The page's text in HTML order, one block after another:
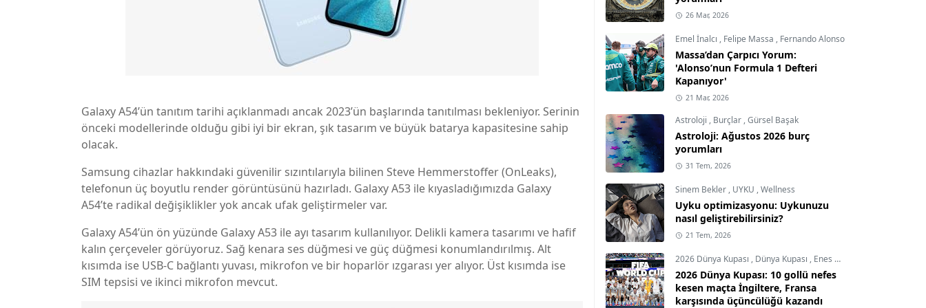
Galaxy A54’ün tanıtım tarihi açıklanmadı ancak 2023’ün başlarında tanıtılması bekleniyor. Serinin
önceki modellerinde olduğu gibi iyi bir ekran, şık tasarım ve büyük batarya kapasitesine sahip
olacak.
Samsung cihazlar hakkındaki güvenilir sızıntılarıyla bilinen Steve Hemmerstoffer (OnLeaks),
telefonun üç boyutlu render görüntüsünü hazırladı. Galaxy A53 ile kıyasladığımızda Galaxy
A54’te radikal değişiklikler yok ancak ufak geliştirmeler var.
Galaxy A54’ün ön yüzünde Galaxy A53 ile ayı tasarım kullanılıyor. Delikli kamera tasarımı ve hafif
kalın çerçeveler görüyoruz. Sağ kenara ses düğmesi ve güç düğmesi konumlandırılmış. Alt
kısımda ise USB-C bağlantı yuvası, mikrofon ve bir hoparlör ızgarası yer alıyor. Üst kısımda ise
SIM tepsisi ve ikinci mikrofon mevcut.
26 Mar, 2026
Emel İnalcı , Felipe Massa , Fernando Alonso
Massa’dan Çarpıcı Yorum:
'Alonso’nun Formula 1 Defteri
Kapanıyor'
21 Mar, 2026
Astroloji , Burçlar ,Gürsel Başak
Astroloji: Ağustos 2026 burç
yorumları
31 Tem, 2026
Sinem Bekler , UYKU ,Wellness
Uyku optimizasyonu: Uykunuzu
nasıl geliştirebilirsiniz?
21 Tem, 2026
2026 Dünya Kupası , Dünya Kupası , Enes Demircioğlu
2026 Dünya Kupası: 10 gollü nefes
kesen maçta İngiltere, Fransa
karşısında üçüncülüğü kazandı